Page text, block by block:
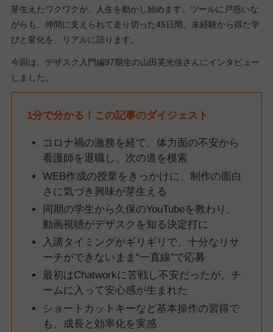
芽生えたワクワクが、人生を動かし始めます。ツールに戸惑いな
がらも、仲間に支えられて走り切った45日間。未経験から得た学
びと変化を、リアルに語ります。
今回は、デザスク入門編97期生の山田芙光佳さんにインタビュー
しました。
1分で分かる！この記事のダイジェスト
コロナ禍の激務を経て、体力面の不安から
看護師を退職し、次の道を模索
WEB作成の授業をきっかけに、制作の面白
さに気づき興味が芽生える
同期の学生から久保のYouTubeを教わり、
動画視聴がデザスクを知る決定打に
入講タイミングがギリギリで、十分なリサ
ーチができないまま“一直線”で応募
最初はChatworkに苦戦し不安だったが、チ
ームに入って安心感が生まれた
ショートカットキーなど基本操作の習得で
も、成長と効率化を実感